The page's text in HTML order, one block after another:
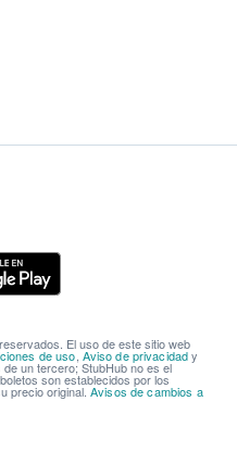
El uso de este sitio web
de uso Aviso de privacidady
un tercero; StubHub no es el
son establecidos por los
precio original. Avisos de cambios a